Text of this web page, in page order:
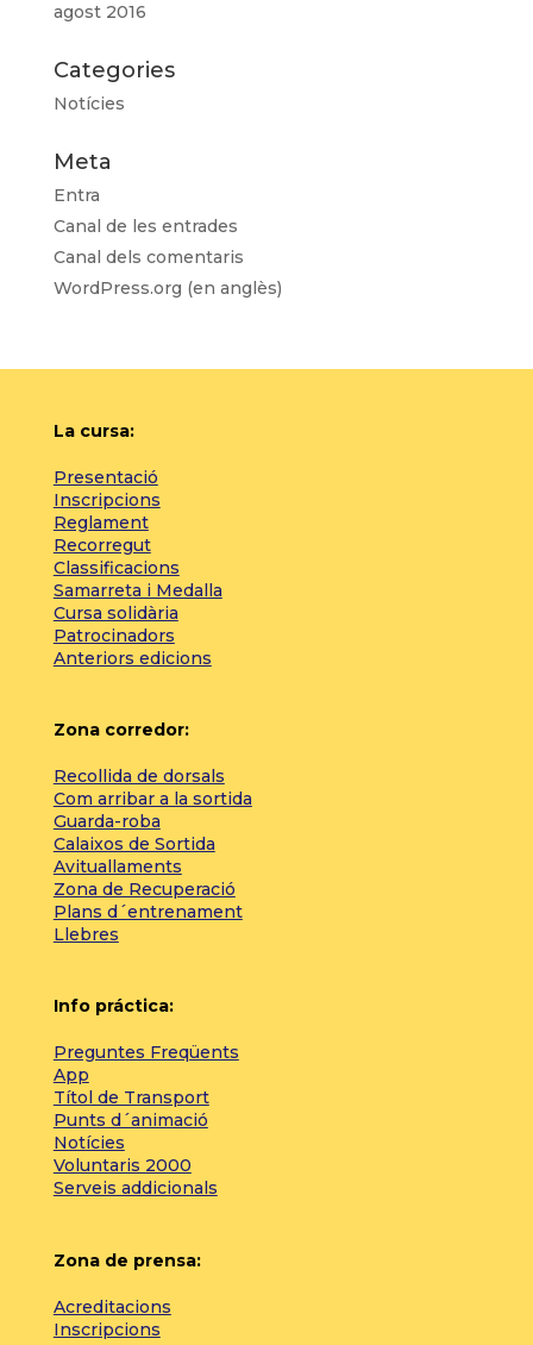
agost 2016
Categories
Notícies
Meta
Entra
Canal de les entrades
Canal dels comentaris
WordPress.org (en anglès)
La cursa:
Presentació
Inscripcions
Reglament
Recorregut
Classificacions
Samarreta i Medalla
Cursa solidària
Patrocinadors
Anteriors edicions
Zona corredor:
Recollida de dorsals
Com arribar a la sortida
Guarda-roba
Calaixos de Sortida
Avituallaments
Zona de Recuperació
Plans d´entrenament
Llebres
Info práctica:
Preguntes Freqüents
App
Títol de Transport
Punts d´animació
Notícies
Voluntaris 2000
Serveis addicionals
Zona de prensa:
Acreditacions
Inscripcions